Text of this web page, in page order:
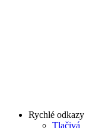
Rychlé odkazy
Tlačivá